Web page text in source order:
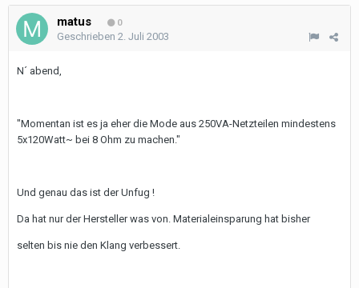
matus 0
Geschrieben 2. Juli 2003
N´ abend,
"Momentan ist es ja eher die Mode aus 250VA-Netzteilen mindestens
5x120Watt~ bei 8 Ohm zu machen."
Und genau das ist der Unfug !
Da hat nur der Hersteller was von. Materialeinsparung hat bisher
selten bis nie den Klang verbessert.